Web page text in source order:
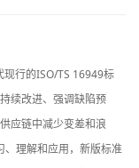
行的ISO/TS 16949标
续改进、强调缺陷预
应链中减少变差和浪
、理解和应用，新版标准